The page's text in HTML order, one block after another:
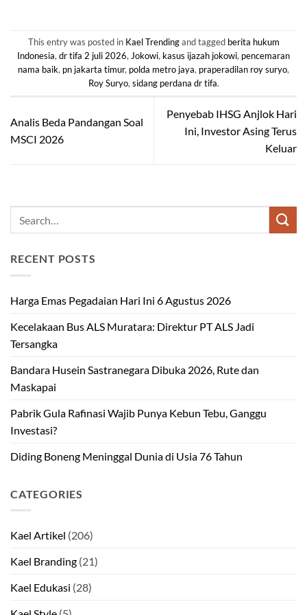
This entry was posted in Kael Trendingand tagged berita hukum
Indonesia, dr tifa 2 juli 2026, Jokowi, kasus ijazah jokowi, pencemaran
nama baik, pn jakarta timur, polda metro jaya, praperadilan roy suryo,
Roy Suryo, sidang perdana dr tifa.
Analis Beda Pandangan Soal
MSCI 2026
Penyebab IHSG Anjlok Hari
Ini, Investor Asing Terus
Keluar
RECENT POSTS
Harga Emas Pegadaian Hari Ini 6 Agustus 2026
Kecelakaan Bus ALS Muratara: Direktur PT ALS Jadi
Tersangka
Bandara Husein Sastranegara Dibuka 2026, Rute dan
Maskapai
Pabrik Gula Rafinasi Wajib Punya Kebun Tebu, Ganggu
Investasi?
Diding Boneng Meninggal Dunia di Usia 76 Tahun
CATEGORIES
Kael Artikel (206)
Kael Branding (21)
Kael Edukasi (28)